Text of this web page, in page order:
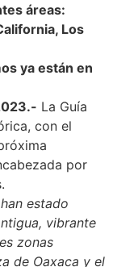
áreas:
Los
ya están en
La Guía
con el
por
estado
vibrante
zonas
de Oaxaca y el